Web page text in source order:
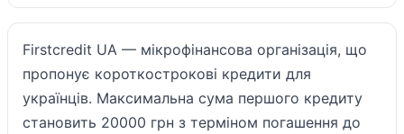
Firstcredit UA — мікрофінансова організація, що
пропонує короткострокові кредити для
українців. Максимальна сума першого кредиту
становить 20000 грн з терміном погашення до